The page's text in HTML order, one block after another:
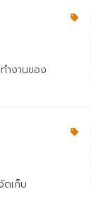
ำงานของ
เก็บ